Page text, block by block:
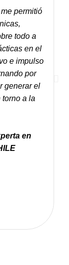
permitió
todo a
en el
e impulso
por
generar el
torno a la
en